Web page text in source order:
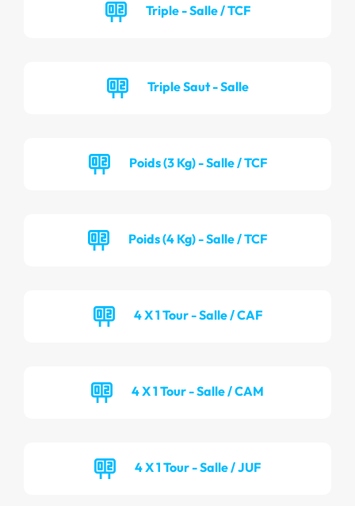
Triple - Salle / TCF
Triple Saut - Salle
Poids (3 Kg) - Salle / TCF
Poids (4 Kg) - Salle / TCF
4 X 1 Tour - Salle / CAF
4 X 1 Tour - Salle / CAM
4 X 1 Tour - Salle / JUF